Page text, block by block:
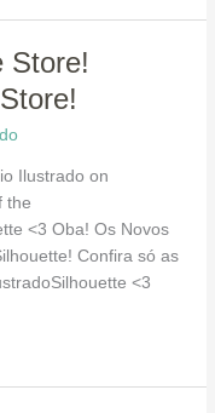
Store!
Ilustrado on
the
<3 Oba! Os Novos
Confira só as
<3